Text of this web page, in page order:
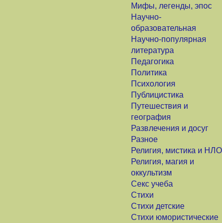
Мифы, легенды, эпос
Научно-
образовательная
Научно-популярная
литература
Педагогика
Политика
Психология
Публицистика
Путешествия и
география
Развлечения и досуг
Разное
Религия, мистика и НЛО
Религия, магия и
оккультизм
Секс учеба
Стихи
Стихи детские
Стихи юмористические